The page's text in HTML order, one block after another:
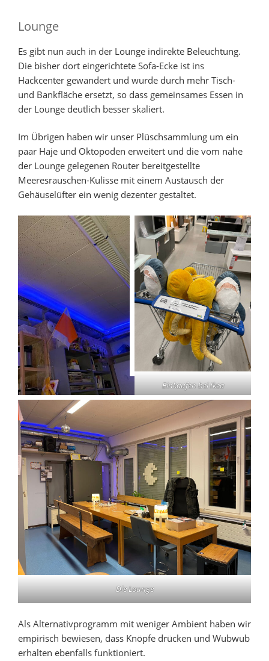
Lounge
Es gibt nun auch in der Lounge indirekte Beleuchtung.
Die bisher dort eingerichtete Sofa-Ecke ist ins
Hackcenter gewandert und wurde durch mehr Tisch-
und Bankfläche ersetzt, so dass gemeinsames Essen in
der Lounge deutlich besser skaliert.
Im Übrigen haben wir unser Plüschsammlung um ein
paar Haje und Oktopoden erweitert und die vom nahe
der Lounge gelegenen Router bereitgestellte
Meeresrauschen-Kulisse mit einem Austausch der
Gehäuselüfter ein wenig dezenter gestaltet.
Einkaufen bei Ikea
Die Lounge
Als Alternativprogramm mit weniger Ambient haben wir
empirisch bewiesen, dass Knöpfe drücken und Wubwub
erhalten ebenfalls funktioniert.